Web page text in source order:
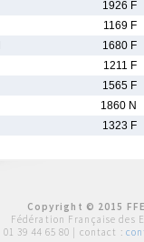
1926 F
1169 F
1680 F
1211 F
1565 F
1860 N
1323 F
Copyright © 2015
Fédération Française des
01 39 44 65 80 | contact :